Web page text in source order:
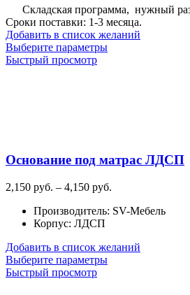
Складская программа, нужный
Сроки поставки: 1-3 месяца.
Добавить в список желаний
Выберите параметрыЭтот
странице
Быстрый просмотр
Основание под матрас ЛДСП
2,150 руб. – 4,150 руб.
2,150
4,150
Производитель: SV-Мебель
Корпус: ЛДСП
Добавить в список желаний
Выберите параметрыЭтот
Быстрый просмотр